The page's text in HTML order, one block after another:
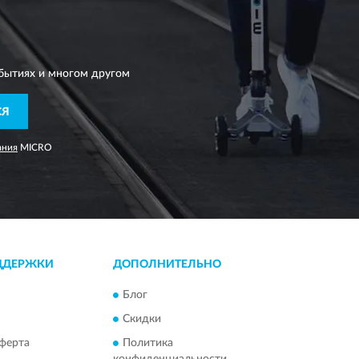
и многом другом
MICRO
ДОПОЛНИТЕЛЬНО
Блог
Скидки
Политика